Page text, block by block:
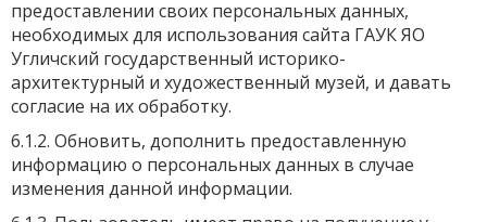
предоставлении своих персональных данных,
необходимых для использования сайта ГАУК ЯО
Угличский государственный историко-
архитектурный и художественный музей, и давать
согласие на их обработку.
6.1.2. Обновить, дополнить предоставленную
информацию о персональных данных в случае
изменения данной информации.